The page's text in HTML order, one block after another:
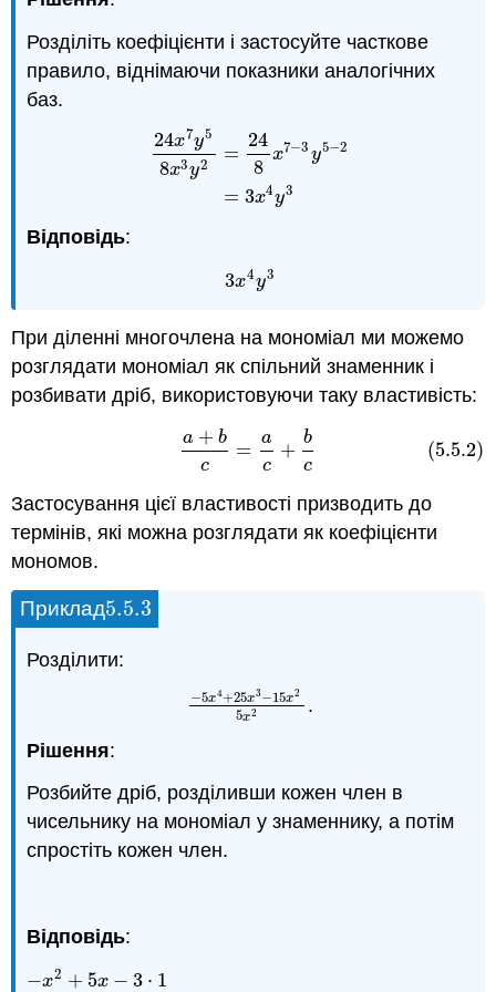
Розділіть коефіцієнти і застосуйте часткове
правило, віднімаючи показники аналогічних
баз.
24x7y5
8x3y2 =
24
8
x7−3y5−2
= 3x4y3
24x7y5 2 x
Відповідь:
3x4y3
3x4y3
При діленні многочлена на мономіал ми можемо
розглядати мономіал як спільний знаменник і
розбивати дріб, використовуючи таку властивість:
a + b
c
=
a
c
+
b
c
(5.5.2)
(5.5.2)a c= ac +b
Застосування цієї властивості призводить до
термінів, які можна розглядати як коефіцієнти
мономов.
Приклад5.5.3
5.5.3
Розділити:
−5x4+25x3 −15x2
5x2
−5x4+25x3−15.
Рішення:
Розбийте дріб, розділивши кожен член в
чисельнику на мономіал у знаменнику, а потім
спростіть кожен член.
Відповідь:
−x2 + 5x − 3 ⋅ 1
−x2+5 x−3⋅1